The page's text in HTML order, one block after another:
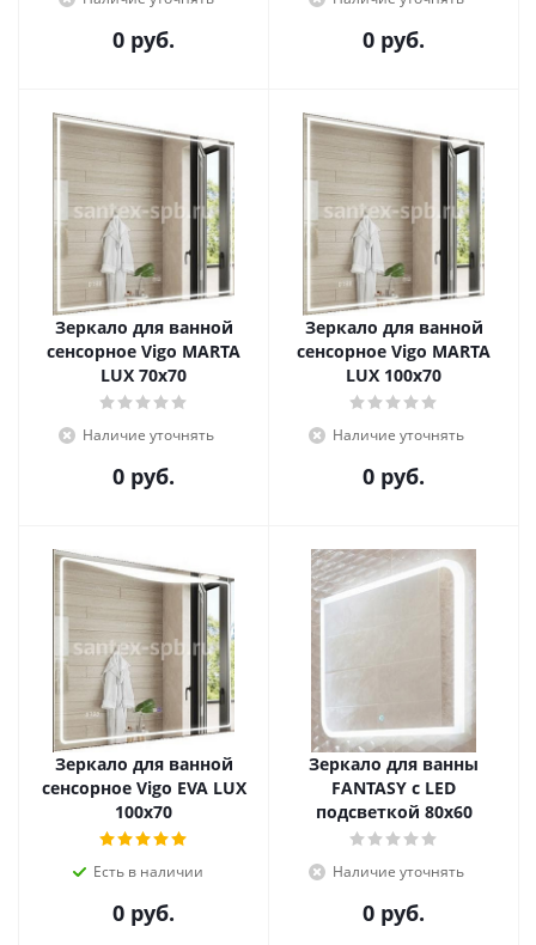
0 руб. 0 руб.
Зеркало для ванной
сенсорное Vigo MARTA
LUX 70х70
Наличие уточнять
0 руб.
Зеркало для ванной
сенсорное Vigo MARTA
LUX 100х70
Наличие уточнять
0 руб.
Зеркало для ванной
сенсорное Vigo EVA LUX
100х70
Есть в наличии
0 руб.
Зеркало для ванны
FANTASY с LED
подсветкой 80х60
Наличие уточнять
0 руб.